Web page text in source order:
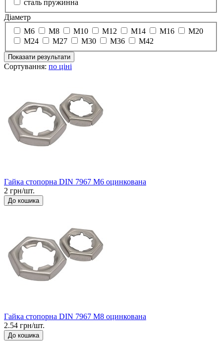
сталь пружинна
Діаметр
М6
М8 М10 М12 М14 М16
М20
М24
М27 М30 М36 М42
Показати результати
Сортування: по ціні
Гайка стопорна DIN 7967 М6 оцинкована
2 грн/шт.
До кошика
Гайка стопорна DIN 7967 М8 оцинкована
2.54 грн/шт.
До кошика